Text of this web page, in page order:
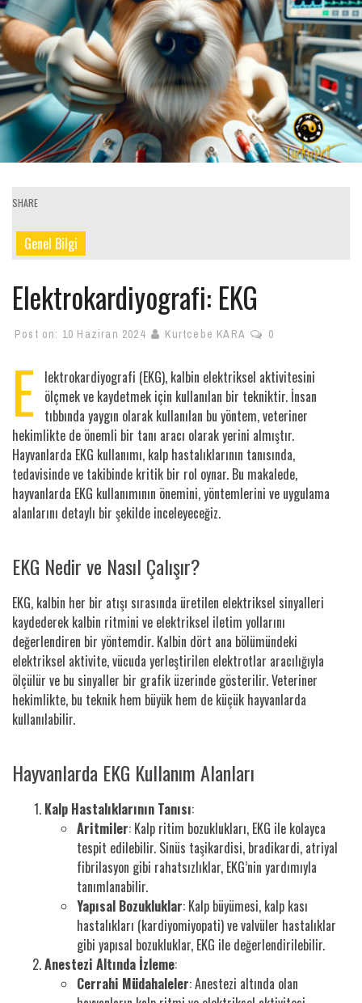
SHARE
Genel Bilgi
Elektrokardiyografi: EKG
Post on: 10 Haziran 2024 Kurtcebe KARA 0
E
lektrokardiyografi (EKG), kalbin elektriksel aktivitesini
ölçmek ve kaydetmek için kullanılan bir tekniktir. İnsan
tıbbında yaygın olarak kullanılan bu yöntem, veteriner
hekimlikte de önemli bir tanı aracı olarak yerini almıştır.
Hayvanlarda EKG kullanımı, kalp hastalıklarının tanısında,
tedavisinde ve takibinde kritik bir rol oynar. Bu makalede,
hayvanlarda EKG kullanımının önemini, yöntemlerini ve uygulama
alanlarını detaylı bir şekilde inceleyeceğiz.
EKG Nedir ve Nasıl Çalışır?
EKG, kalbin her bir atışı sırasında üretilen elektriksel sinyalleri
kaydederek kalbin ritmini ve elektriksel iletim yollarını
değerlendiren bir yöntemdir. Kalbin dört ana bölümündeki
elektriksel aktivite, vücuda yerleştirilen elektrotlar aracılığıyla
ölçülür ve bu sinyaller bir grafik üzerinde gösterilir. Veteriner
hekimlikte, bu teknik hem büyük hem de küçük hayvanlarda
kullanılabilir.
Hayvanlarda EKG Kullanım Alanları
Kalp Hastalıklarının Tanısı:
Aritmiler: Kalp ritim bozuklukları, EKG ile kolayca
tespit edilebilir. Sinüs taşikardisi, bradikardi, atriyal
fibrilasyon gibi rahatsızlıklar, EKG’nin yardımıyla
tanımlanabilir.
Yapısal Bozukluklar: Kalp büyümesi, kalp kası
hastalıkları (kardiyomiyopati) ve valvüler hastalıklar
gibi yapısal bozukluklar, EKG ile değerlendirilebilir.
Anestezi Altında İzleme:
Cerrahi Müdahaleler: Anestezi altında olan